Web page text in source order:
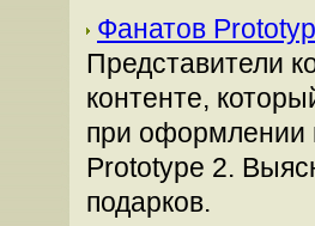
Фанатов
Представители
контенте,
при оформлении
Prototype 2.
подарков.